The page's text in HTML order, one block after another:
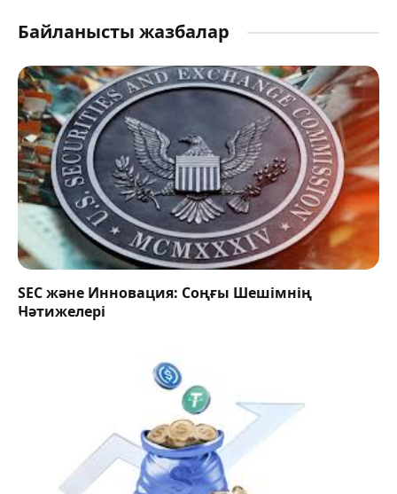
Байланысты жазбалар
SEC және Инновация: Соңғы Шешімнің
Нәтижелері